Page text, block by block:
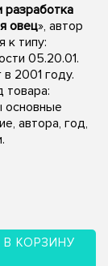
разработка
овец», автор
к типу:
05.20.01.
2001 году.
товара:
основные
автора, год,
КОРЗИНУ